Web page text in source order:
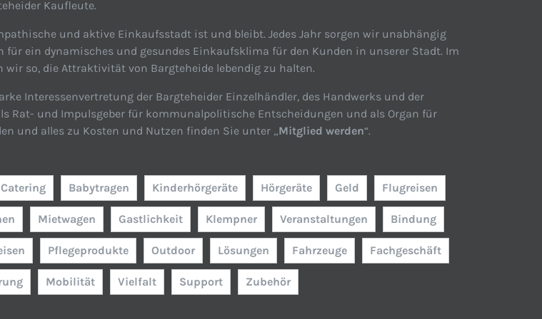
Kaufleute.
und aktive Einkaufsstadt ist und bleibt. Jedes Jahr sorgen wir unabhängig
ein dynamisches und gesundes Einkaufsklima für den Kunden in unserer Stadt. Im
so, die Attraktivität von Bargteheide lebendig zu halten.
Interessenvertretung der Bargteheider Einzelhändler, des Handwerks und der
Rat- und Impulsgeber für kommunalpolitische Entscheidungen und als Organ für
und alles zu Kosten und Nutzen finden Sie unter „Mitglied werden“.
Catering Babytragen Kinderhörgeräte Hörgeräte Geld Flugreisen
Mietwagen Gastlichkeit Klempner Veranstaltungen Bindung
Pflegeprodukte Outdoor Lösungen Fahrzeuge Fachgeschäft
Mobilität Vielfalt Support Zubehör